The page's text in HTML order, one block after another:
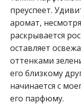
преуспеет.
аромат,
раскрывается
оставляет
оттенками
его близкому
начинается с
его парфюму.